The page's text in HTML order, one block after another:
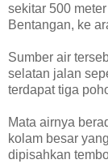
sekitar 500
Bentangan, ke
Sumber air
selatan jalan
terdapat tiga
Mata airnya
kolam besar
dipisahkan